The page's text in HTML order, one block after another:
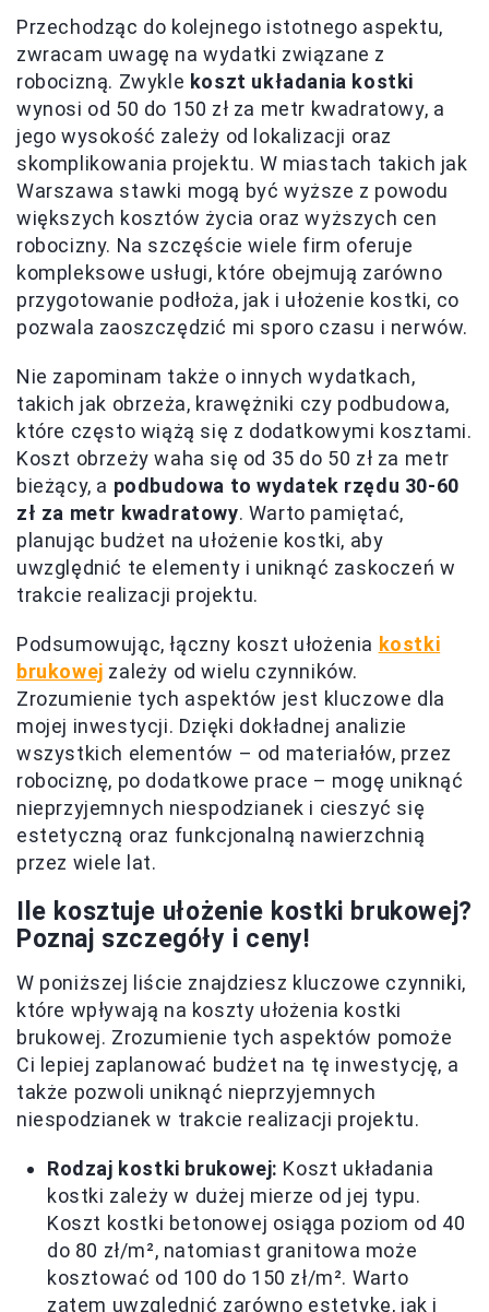
Przechodząc do kolejnego istotnego aspektu,
zwracam uwagę na wydatki związane z
robocizną. Zwykle koszt układania kostki
wynosi od 50 do 150 zł za metr kwadratowy, a
jego wysokość zależy od lokalizacji oraz
skomplikowania projektu. W miastach takich jak
Warszawa stawki mogą być wyższe z powodu
większych kosztów życia oraz wyższych cen
robocizny. Na szczęście wiele firm oferuje
kompleksowe usługi, które obejmują zarówno
przygotowanie podłoża, jak i ułożenie kostki, co
pozwala zaoszczędzić mi sporo czasu i nerwów.
Nie zapominam także o innych wydatkach,
takich jak obrzeża, krawężniki czy podbudowa,
które często wiążą się z dodatkowymi kosztami.
Koszt obrzeży waha się od 35 do 50 zł za metr
bieżący, a podbudowa to wydatek rzędu 30-60
zł za metr kwadratowy. Warto pamiętać,
planując budżet na ułożenie kostki, aby
uwzględnić te elementy i uniknąć zaskoczeń w
trakcie realizacji projektu.
Podsumowując, łączny koszt ułożenia kostki
brukowej zależy od wielu czynników.
Zrozumienie tych aspektów jest kluczowe dla
mojej inwestycji. Dzięki dokładnej analizie
wszystkich elementów – od materiałów, przez
robociznę, po dodatkowe prace – mogę uniknąć
nieprzyjemnych niespodzianek i cieszyć się
estetyczną oraz funkcjonalną nawierzchnią
przez wiele lat.
Ile kosztuje ułożenie kostki brukowej?
Poznaj szczegóły i ceny!
W poniższej liście znajdziesz kluczowe czynniki,
które wpływają na koszty ułożenia kostki
brukowej. Zrozumienie tych aspektów pomoże
Ci lepiej zaplanować budżet na tę inwestycję, a
także pozwoli uniknąć nieprzyjemnych
niespodzianek w trakcie realizacji projektu.
Rodzaj kostki brukowej: Koszt układania
kostki zależy w dużej mierze od jej typu.
Koszt kostki betonowej osiąga poziom od 40
do 80 zł/m², natomiast granitowa może
kosztować od 100 do 150 zł/m². Warto
zatem uwzględnić zarówno estetykę, jak i